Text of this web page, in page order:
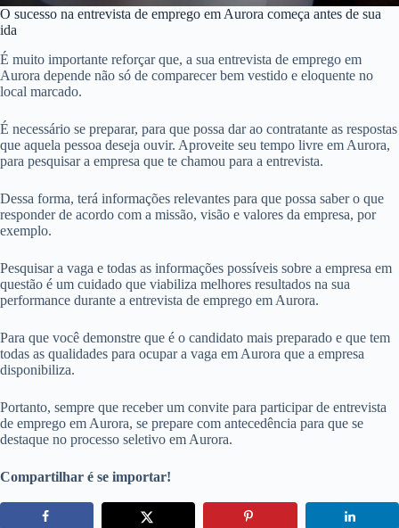
O sucesso na entrevista de emprego em Aurora começa antes de sua
ida
É muito importante reforçar que, a sua entrevista de emprego em
Aurora depende não só de comparecer bem vestido e eloquente no
local marcado.
É necessário se preparar, para que possa dar ao contratante as respostas
que aquela pessoa deseja ouvir. Aproveite seu tempo livre em Aurora,
para pesquisar a empresa que te chamou para a entrevista.
Dessa forma, terá informações relevantes para que possa saber o que
responder de acordo com a missão, visão e valores da empresa, por
exemplo.
Pesquisar a vaga e todas as informações possíveis sobre a empresa em
questão é um cuidado que viabiliza melhores resultados na sua
performance durante a entrevista de emprego em Aurora.
Para que você demonstre que é o candidato mais preparado e que tem
todas as qualidades para ocupar a vaga em Aurora que a empresa
disponibiliza.
Portanto, sempre que receber um convite para participar de entrevista
de emprego em Aurora, se prepare com antecedência para que se
destaque no processo seletivo em Aurora.
Compartilhar é se importar!